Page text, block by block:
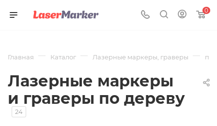
0
Лазерные маркеры
и граверы по дереву
24
Главная — Каталог — Лазерные маркеры, граверы — по